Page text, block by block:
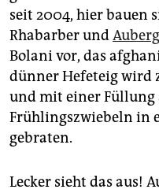
seit 2004, hier bauen
Rhabarber und
Bolani vor, das
dünner Hefeteig wird
und mit einer Füllung
Frühlingszwiebeln in
gebraten.
Lecker sieht das aus!